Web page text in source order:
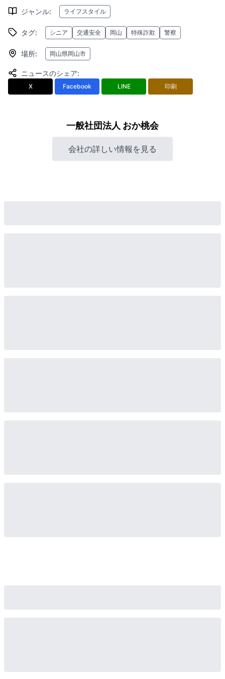
ジャンル: ライフスタイル
タグ: シニア 交通安全 岡山 特殊詐欺 警察
場所: 岡山県岡山市
ニュースのシェア:
X Facebook LINE 印刷
一般社団法人 おか桃会
会社の詳しい情報を見る